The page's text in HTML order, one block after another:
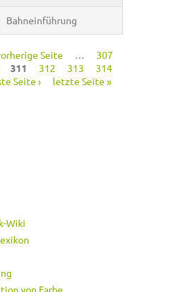
Bahneinführung
Seite …
307
311 312 313
314
Seite › letzte Seite »
Wiki
von Farbe